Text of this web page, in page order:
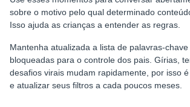
sobre o motivo pelo qual determinado
Isso ajuda as crianças a entender as regras.
Mantenha atualizada a lista de palavras-
bloqueadas para o controle dos pais. Gírias,
desafios virais mudam rapidamente, por isso
e atualizar seus filtros a cada poucos meses.